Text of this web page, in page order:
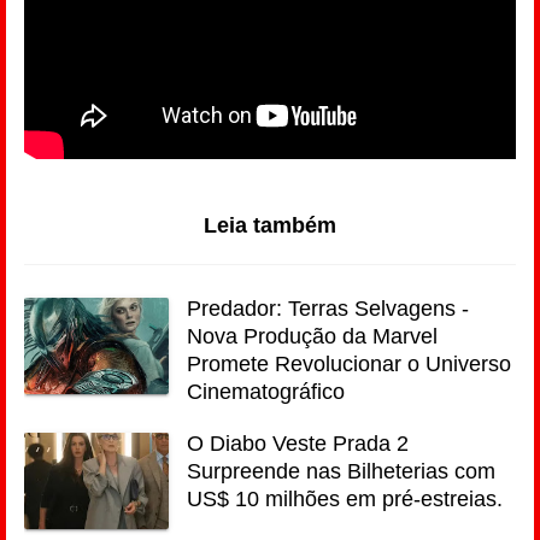
Leia também
Predador: Terras Selvagens -
Nova Produção da Marvel
Promete Revolucionar o Universo
Cinematográfico
O Diabo Veste Prada 2
Surpreende nas Bilheterias com
US$ 10 milhões em pré-estreias.